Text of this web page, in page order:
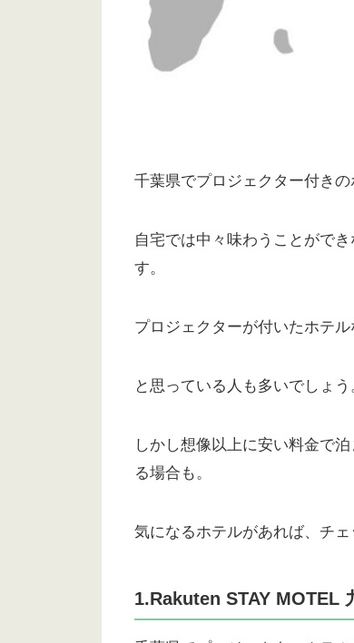
千葉県でプロジェクター付きの
自宅では中々味わうことがで
す。
プロジェクターが付いたホテ
と思っている人も多いでしょう
しかし想像以上に安い料金で
る場合も。
気になるホテルがあれば、チェ
1.Rakuten STAY MOTEL